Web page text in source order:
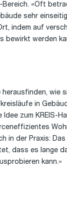
Bereich. «Oft
sehr
indem auf
bewirkt werden
wie
in
zum KREIS-
in der Praxis:
dass es lange
kann.»